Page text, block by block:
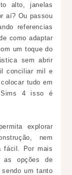
alto, janelas
aí? Ou passou
referencias
como adaptar
um toque do
sem abrir
conciliar mil e
tudo em
4 isso é
explorar
nem
fácil. Por mais
as opções de
um tanto